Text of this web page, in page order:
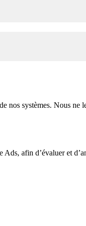
nos systèmes. Nous ne
afin d’évaluer et